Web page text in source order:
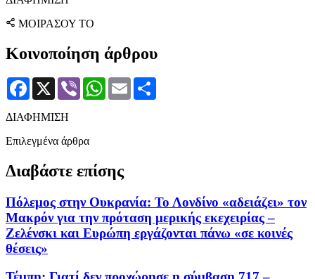
ΜΟΙΡΑΣΟΥ ΤΟ
Κοινοποίηση άρθρου
Facebook
X Viber WhatsApp
Email
ΔΙΑΦΗΜΙΣΗ
Επιλεγμένα άρθρα
Διαβάστε επίσης
Πόλεμος στην Ουκρανία: Το Λονδίνο «αδειάζει» τον
Μακρόν για την πρόταση μερικής εκεχειρίας –
Ζελένσκι και Ευρώπη εργάζονται πάνω «σε κοινές
θέσεις»